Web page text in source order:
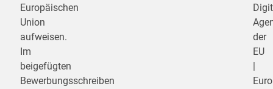
Europäischen
Union
aufweisen.
Im
beigefügten
Bewerbungsschreiben
der
EU